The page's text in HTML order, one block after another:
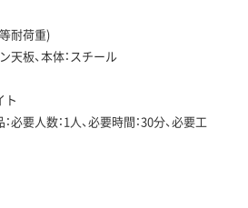
耐荷重)
天板、本体：スチール
ト
必要人数：1人、必要時間：30分、必要工